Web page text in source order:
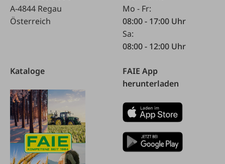
A-4844 Regau
Österreich
Mo - Fr:
08:00 - 17:00 Uhr
Sa:
08:00 - 12:00 Uhr
Kataloge
FAIE App
herunterladen